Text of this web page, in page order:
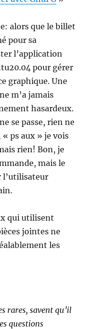
alors que le billet
pour sa
l’application
pour gérer
graphique. Une
m’a jamais
hasardeux.
se passe, rien ne
ps aux » je vois
rien! Bon, je
mais le
l’utilisateur
qui utilisent
jointes ne
les
rares, savent qu’il
questions